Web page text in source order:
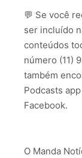
💬 Se você
ser incluído
conteúdos
número (11)
também
Podcasts
Facebook.
O Manda